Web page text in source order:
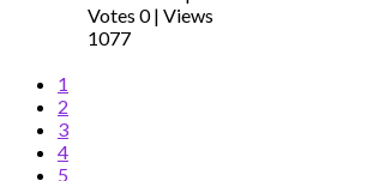
Votes 0 | Views
1077
1
2
3
4
5